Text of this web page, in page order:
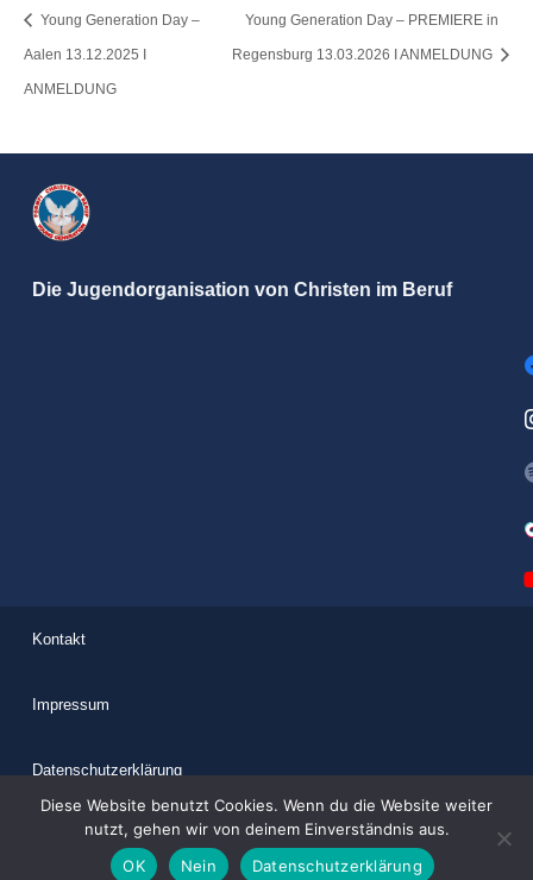
Young Generation Day –
Aalen 13.12.2025 I
ANMELDUNG
Young Generation Day – PREMIERE in
Regensburg 13.03.2026 I ANMELDUNG
Die Jugendorganisation von Christen im Beruf
Kontakt
Impressum
Datenschutzerklärung
Copyright © 2025 Young Generation – Christen im Beruf e.V.
Diese Website benutzt Cookies. Wenn du die Website weiter
nutzt, gehen wir von deinem Einverständnis aus.
OK
Nein Datenschutzerklärung